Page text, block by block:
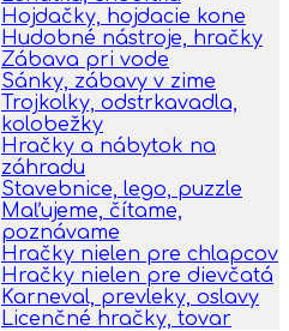
Hojdačky, hojdacie kone
Hudobné nástroje, hračky
Zábava pri vode
Sánky, zábavy v zime
Trojkolky, odstrkavadla,
kolobežky
Hračky a nábytok na
záhradu
Stavebnice, lego, puzzle
Maľujeme, čítame,
poznávame
Hračky nielen pre chlapcov
Hračky nielen pre dievčatá
Karneval, prevleky, oslavy
Licenčné hračky, tovar